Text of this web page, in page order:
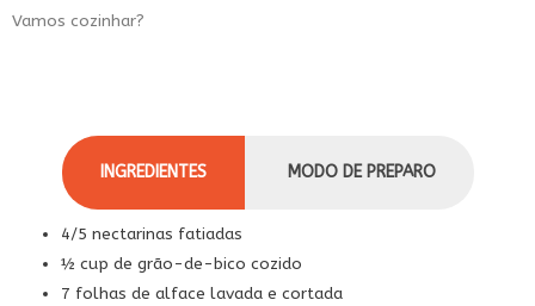
Vamos cozinhar?
INGREDIENTES MODO DE PREPARO
4/5 nectarinas fatiadas
½ cup de grão-de-bico cozido
7 folhas de alface lavada e cortada